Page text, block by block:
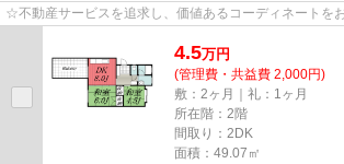
☆不動産サービスを追求し、価値あるコーディネートを
4.5万円
(管理費・共益費 2,000円)
敷：2ヶ月｜礼：1ヶ月
所在階：2階
間取り：2DK
面積：49.07㎡